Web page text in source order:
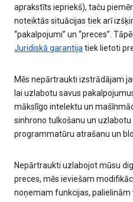
aprakstīts iepriekš), taču
noteiktās situācijas tiek arī
“pakalpojumi” un “preces”.
Juridiskā garantija tiek lietoti
Mēs nepārtraukti izstrādājam
lai uzlabotu savus
mākslīgo intelektu un
sinhrono tulkošanu un
programmatūru atrašanu un
Nepārtraukti uzlabojot mūsu
preces, mēs ieviešam
noņemam funkcijas,